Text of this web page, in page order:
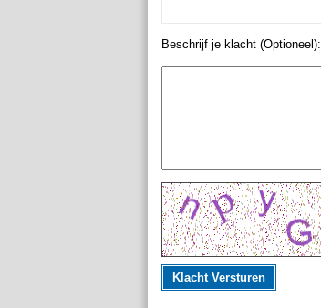
Beschrijf je klacht (Optioneel):
Klacht Versturen